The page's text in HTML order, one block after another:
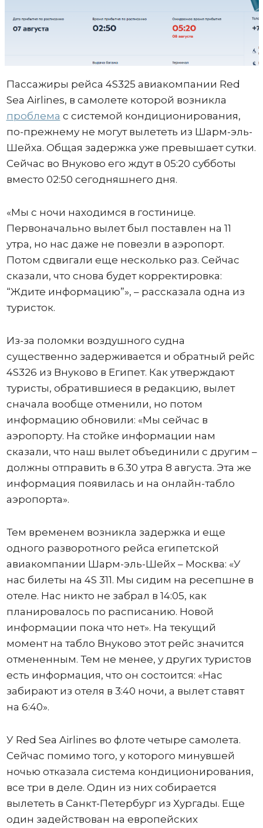
Пассажиры рейса 4S325 авиакомпании Red
Sea Airlines, в самолете которой возникла
проблема с системой кондиционирования,
по-прежнему не могут вылететь из Шарм-эль-
Шейха. Общая задержка уже превышает сутки.
Сейчас во Внуково его ждут в 05:20 субботы
вместо 02:50 сегодняшнего дня.
«Мы с ночи находимся в гостинице.
Первоначально вылет был поставлен на 11
утра, но нас даже не повезли в аэропорт.
Потом сдвигали еще несколько раз. Сейчас
сказали, что снова будет корректировка:
“Ждите информацию”», – рассказала одна из
туристок.
Из-за поломки воздушного судна
существенно задерживается и обратный рейс
4S326 из Внуково в Египет. Как утверждают
туристы, обратившиеся в редакцию, вылет
сначала вообще отменили, но потом
информацию обновили: «Мы сейчас в
аэропорту. На стойке информации нам
сказали, что наш вылет объединили с другим –
должны отправить в 6.30 утра 8 августа. Эта же
информация появилась и на онлайн-табло
аэропорта».
Тем временем возникла задержка и еще
одного разворотного рейса египетской
авиакомпании Шарм-эль-Шейх – Москва: «У
нас билеты на 4S 311. Мы сидим на ресепшне в
отеле. Нас никто не забрал в 14:05, как
планировалось по расписанию. Новой
информации пока что нет». На текущий
момент на табло Внуково этот рейс значится
отмененным. Тем не менее, у других туристов
есть информация, что он состоится: «Нас
забирают из отеля в 3:40 ночи, а вылет ставят
на 6:40».
У Red Sea Airlines во флоте четыре самолета.
Сейчас помимо того, у которого минувшей
ночью отказала система кондиционирования,
все три в деле. Один из них собирается
вылететь в Санкт-Петербург из Хургады. Еще
один задействован на европейских